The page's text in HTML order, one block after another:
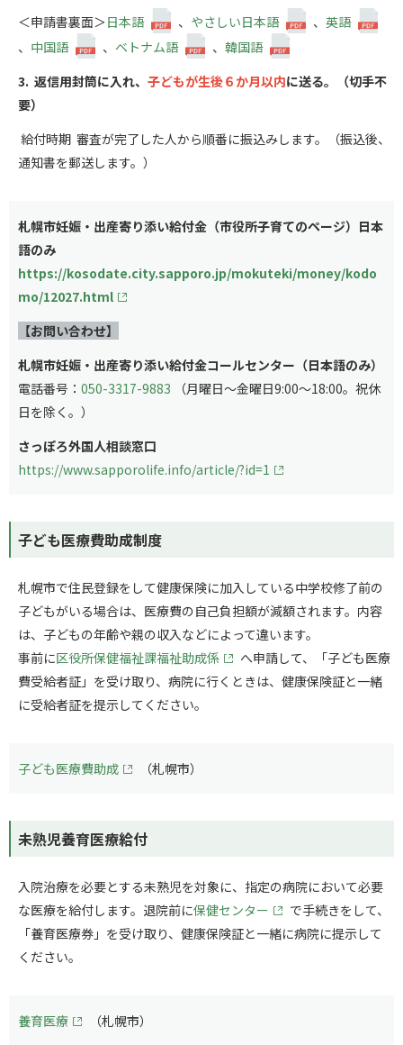
＜申請書裏面＞日本語 、 やさしい日本語 、 英語
、 中国語 、 ベトナム語 、 韓国語
3. 返信用封筒に入れ、 子どもが生後６か月以内に送る。（切手不
要）
給付時期 審査が完了した人から順番に振込みします。（振込後、
通知書を郵送します。）
札幌市妊娠・出産寄り添い給付金（市役所子育てのページ）日本
語のみ
https://kosodate.city.sapporo.jp/mokuteki/money/kodo
mo/12027.html
【お問い合わせ】
札幌市妊娠・出産寄り添い給付金コールセンター（日本語のみ）
電話番号： 050-3317-9883 （月曜日～金曜日9:00～18:00。祝休
日を除く。）
さっぽろ外国人相談窓口
https://www.sapporolife.info/article/?id=1
子ども医療費助成制度
札幌市で住民登録をして健康保険に加入している中学校修了前の
子どもがいる場合は、医療費の自己負担額が減額されます。内容
は、子どもの年齢や親の収入などによって違います。
事前に区役所保健福祉課福祉助成係
へ申請して、「子ども医療
費受給者証」を受け取り、病院に行くときは、健康保険証と一緒
に受給者証を提示してください。
子ども医療費助成 （札幌市）
未熟児養育医療給付
入院治療を必要とする未熟児を対象に、指定の病院において必要
な医療を給付します。退院前に保健センター
で手続きをして、
「養育医療券」を受け取り、健康保険証と一緒に病院に提示して
ください。
養育医療 （札幌市）